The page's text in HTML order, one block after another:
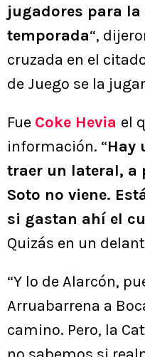
jugadores para
temporada“,
cruzada en el
de Juego se la
Fue Coke Hevia el
información. “Hay
traer un lateral, a
Soto no viene.
si gastan ahí el
Quizás en un
“Y lo de Alarcón,
Arruabarrena a
camino. Pero, la